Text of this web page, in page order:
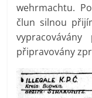
wehrmachtu.
člun silnou
připravovány